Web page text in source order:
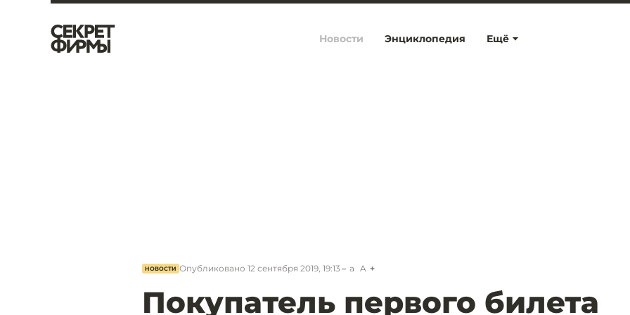
Ещё
Новости Энциклопедия
НОВОСТИ Опубликовано 12 сентября 2019, 19:13 a A
Покупатель первого билета